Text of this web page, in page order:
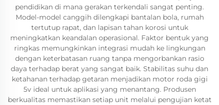
pendidikan di mana gerakan terkendali sangat penting.
Model-model canggih dilengkapi bantalan bola, rumah
tertutup rapat, dan lapisan tahan korosi untuk
meningkatkan keandalan operasional. Faktor bentuk yang
ringkas memungkinkan integrasi mudah ke lingkungan
dengan keterbatasan ruang tanpa mengorbankan rasio
daya terhadap berat yang sangat baik. Stabilitas suhu dan
ketahanan terhadap getaran menjadikan motor roda gigi
5v ideal untuk aplikasi yang menantang. Produsen
berkualitas memastikan setiap unit melalui pengujian ketat